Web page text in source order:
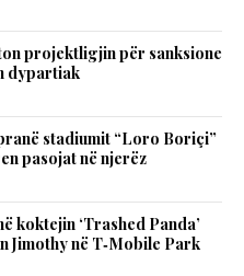
projektligjin për sanksione
dypartiak
stadiumit “Loro Boriçi”
pasojat në njerëz
koktejin ‘Trashed Panda’
Jimothy në T‑Mobile Park